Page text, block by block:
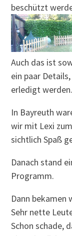
beschützt
Auch das ist
ein paar
erledigt werden.
In Bayreuth
wir mit Lexi
sichtlich Spaß
Danach stand
Programm.
Dann bekamen
Sehr nette
Schon schade,